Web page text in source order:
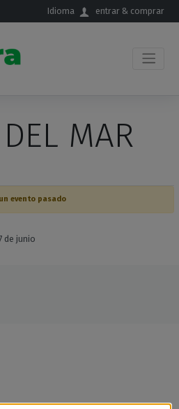
Idioma entrar & comprar
MAR
evento pasado
de junio